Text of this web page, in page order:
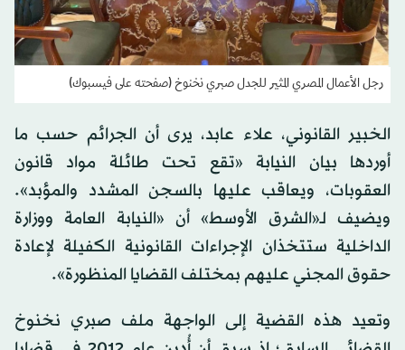
رجل الأعمال المصري المثير للجدل صبري نخنوخ (صفحته على فيسبوك)
الخبير القانوني، علاء عابد، يرى أن الجرائم حسب ما
أوردها بيان النيابة «تقع تحت طائلة مواد قانون
العقوبات، ويعاقب عليها بالسجن المشدد والمؤبد».
ويضيف لـ«الشرق الأوسط» أن «النيابة العامة ووزارة
الداخلية ستتخذان الإجراءات القانونية الكفيلة لإعادة
حقوق المجني عليهم بمختلف القضايا المنظورة».
وتعيد هذه القضية إلى الواجهة ملف صبري نخنوخ